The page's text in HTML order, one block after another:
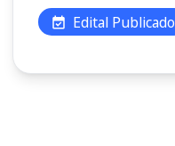
Edital Publicado